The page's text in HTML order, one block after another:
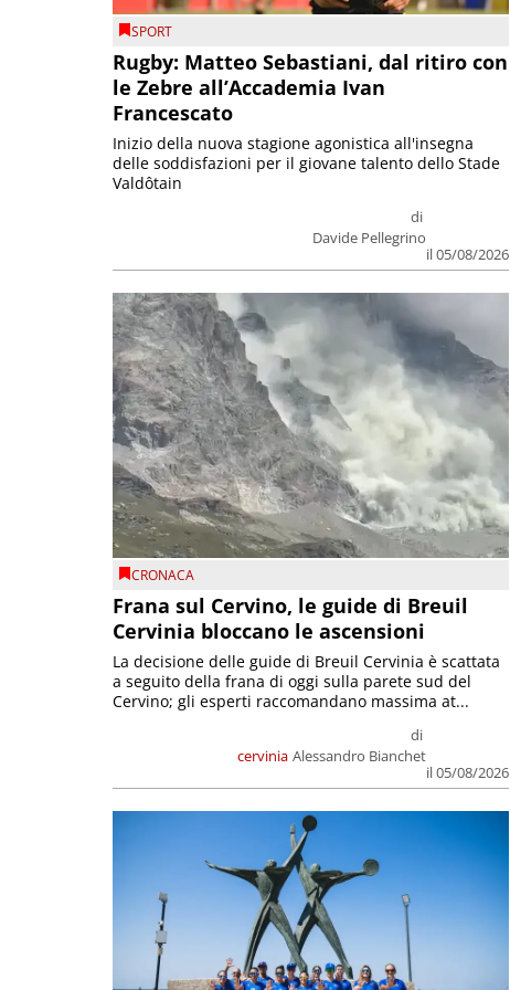
SPORT
Rugby: Matteo Sebastiani, dal ritiro con
le Zebre all’Accademia Ivan
Francescato
di
Davide Pellegrino
il 05/08/2026
Inizio della nuova stagione agonistica all'insegna
delle soddisfazioni per il giovane talento dello Stade
Valdôtain
CRONACA
Frana sul Cervino, le guide di Breuil
Cervinia bloccano le ascensioni
cervinia
di
Alessandro Bianchet
il 05/08/2026
La decisione delle guide di Breuil Cervinia è scattata
a seguito della frana di oggi sulla parete sud del
Cervino; gli esperti raccomandano massima at...